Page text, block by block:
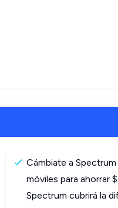
Cámbiate a
móviles para ahorrar
Spectrum cubrirá la